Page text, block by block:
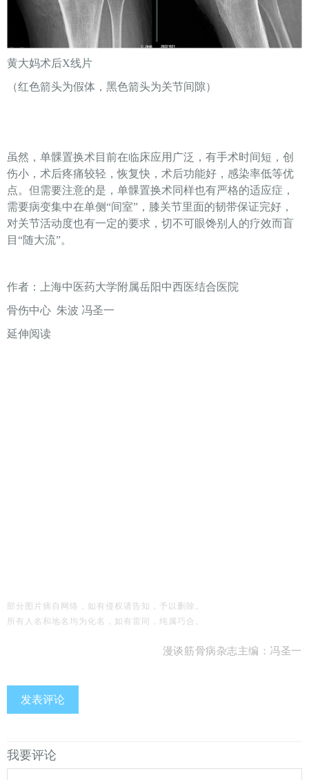
黄大妈术后X线片
（红色箭头为假体，黑色箭头为关节间隙）
虽然，单髁置换术目前在临床应用广泛，有手术时间短，创
伤小，术后疼痛较轻，恢复快，术后功能好，感染率低等优
点。但需要注意的是，单髁置换术同样也有严格的适应症，
需要病变集中在单侧“间室”，膝关节里面的韧带保证完好，
对关节活动度也有一定的要求，切不可眼馋别人的疗效而盲
目“随大流”。
作者：上海中医药大学附属岳阳中西医结合医院
骨伤中心 朱波 冯圣一
延伸阅读
部分图片摘自网络，如有侵权请告知，予以删除。
所有人名和地名均为化名，如有雷同，纯属巧合。
漫谈筋骨病杂志主编：冯圣一
发表评论
我要评论